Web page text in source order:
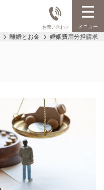
お問い合わせ メニュー
離婚とお金 婚姻費用分担請求